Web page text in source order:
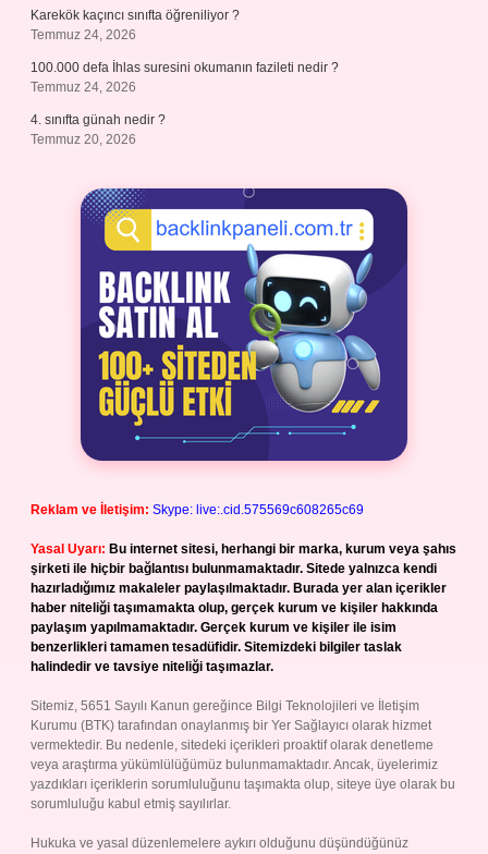
Karekök kaçıncı sınıfta öğreniliyor ?
Temmuz 24, 2026
100.000 defa İhlas suresini okumanın fazileti nedir ?
Temmuz 24, 2026
4. sınıfta günah nedir ?
Temmuz 20, 2026
Reklam ve İletişim: Skype: live:.cid.575569c608265c69
Yasal Uyarı: Bu internet sitesi, herhangi bir marka, kurum veya şahıs
şirketi ile hiçbir bağlantısı bulunmamaktadır. Sitede yalnızca kendi
hazırladığımız makaleler paylaşılmaktadır. Burada yer alan içerikler
haber niteliği taşımamakta olup, gerçek kurum ve kişiler hakkında
paylaşım yapılmamaktadır. Gerçek kurum ve kişiler ile isim
benzerlikleri tamamen tesadüfidir. Sitemizdeki bilgiler taslak
halindedir ve tavsiye niteliği taşımazlar.
Sitemiz, 5651 Sayılı Kanun gereğince Bilgi Teknolojileri ve İletişim
Kurumu (BTK) tarafından onaylanmış bir Yer Sağlayıcı olarak hizmet
vermektedir. Bu nedenle, sitedeki içerikleri proaktif olarak denetleme
veya araştırma yükümlülüğümüz bulunmamaktadır. Ancak, üyelerimiz
yazdıkları içeriklerin sorumluluğunu taşımakta olup, siteye üye olarak bu
sorumluluğu kabul etmiş sayılırlar.
Hukuka ve yasal düzenlemelere aykırı olduğunu düşündüğünüz